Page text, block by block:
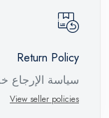
Return Policy
للمستهلك
View seller policies